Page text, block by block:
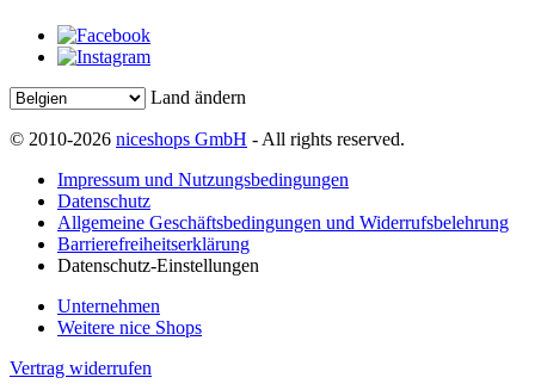
Land ändern
© 2010-2026 niceshops GmbH - All rights reserved.
Impressum und Nutzungsbedingungen
Datenschutz
Allgemeine Geschäftsbedingungen und Widerrufsbelehrung
Barrierefreiheitserklärung
Datenschutz-Einstellungen
Unternehmen
Weitere nice Shops
Vertrag widerrufen